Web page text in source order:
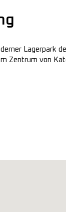
Lagerpark
Zentrum von